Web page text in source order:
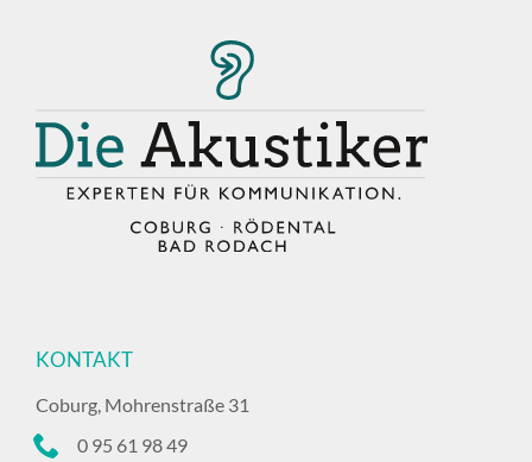
KONTAKT
Coburg, Mohrenstraße 31
0 95 61 98 49